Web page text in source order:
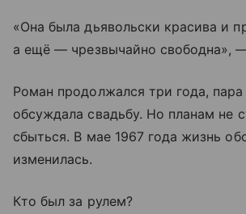
«Она была дьявольски красива и
а ещё — чрезвычайно свободна»,
Роман продолжался три года, пара
обсуждала свадьбу. Но планам не
сбыться. В мае 1967 года жизнь
изменилась.
Кто был за рулем?